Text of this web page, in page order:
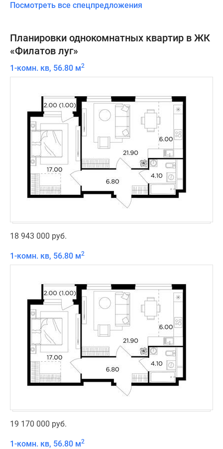
Посмотреть все спецпредложения
Планировки однокомнатных квартир в ЖК
«Филатов луг»
1-комн. кв, 56.80 м2
18 943 000 руб.
1-комн. кв, 56.80 м2
19 170 000 руб.
1-комн. кв, 56.80 м2